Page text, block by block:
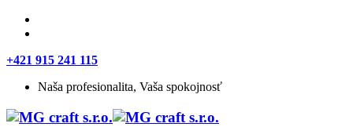
+421 915 241 115
Naša profesionalita, Vaša spokojnosť